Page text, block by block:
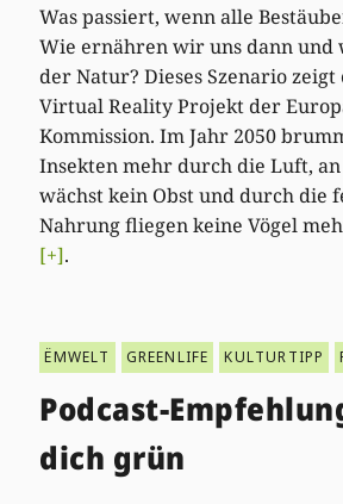
Was passiert, wenn alle
Wie ernähren wir uns dann und
der Natur? Dieses Szenario zeigt
Virtual Reality Projekt der
Kommission. Im Jahr 2050
Insekten mehr durch die Luft,
wächst kein Obst und durch die
Nahrung fliegen keine Vögel
[+].
ËMWELT GREENLIFE KULTURTIPP
Podcast-
dich grün